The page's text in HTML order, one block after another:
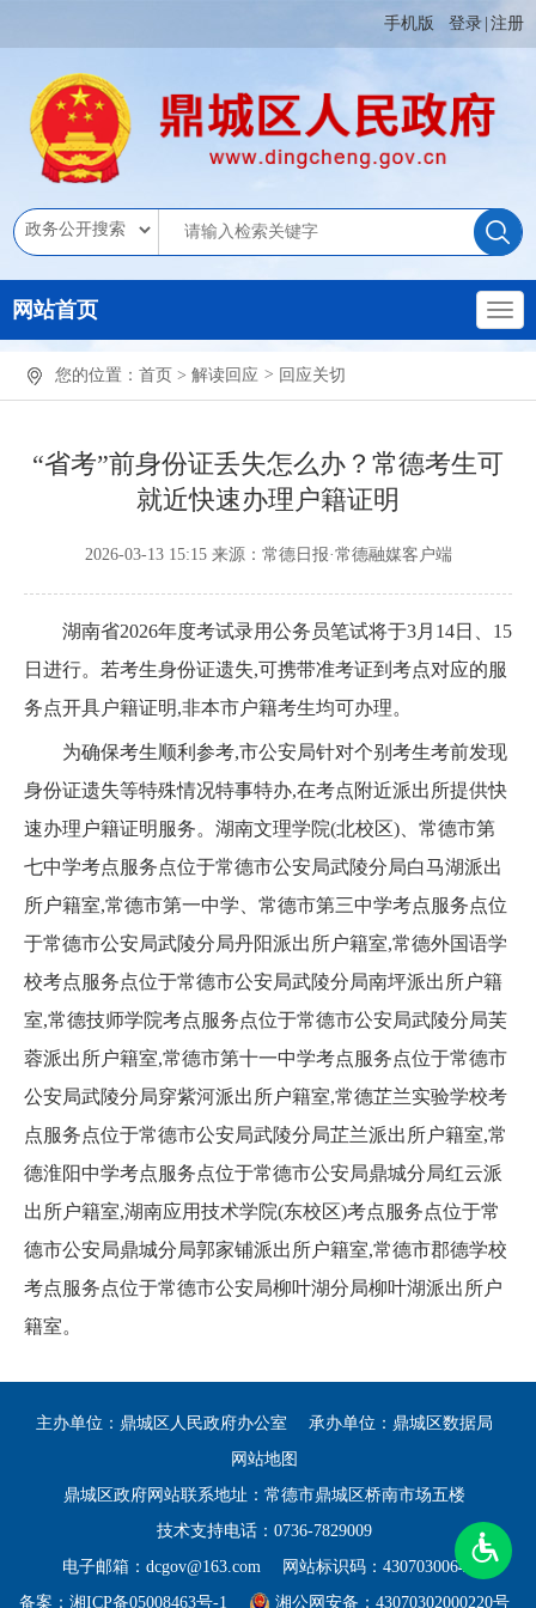
手机版 登录 注册
网站首页
您的位置： 首页 > 解读回应 > 回应关切
“省考”前身份证丢失怎么办？常德考生可
就近快速办理户籍证明
2026-03-13 15:15 来源：常德日报·常德融媒客户端
湖南省2026年度考试录用公务员笔试将于3月14日、15
日进行。若考生身份证遗失,可携带准考证到考点对应的服
务点开具户籍证明,非本市户籍考生均可办理。
为确保考生顺利参考,市公安局针对个别考生考前发现
身份证遗失等特殊情况特事特办,在考点附近派出所提供快
速办理户籍证明服务。湖南文理学院(北校区)、常德市第
七中学考点服务点位于常德市公安局武陵分局白马湖派出
所户籍室,常德市第一中学、常德市第三中学考点服务点位
于常德市公安局武陵分局丹阳派出所户籍室,常德外国语学
校考点服务点位于常德市公安局武陵分局南坪派出所户籍
室,常德技师学院考点服务点位于常德市公安局武陵分局芙
蓉派出所户籍室,常德市第十一中学考点服务点位于常德市
公安局武陵分局穿紫河派出所户籍室,常德芷兰实验学校考
点服务点位于常德市公安局武陵分局芷兰派出所户籍室,常
德淮阳中学考点服务点位于常德市公安局鼎城分局红云派
出所户籍室,湖南应用技术学院(东校区)考点服务点位于常
德市公安局鼎城分局郭家铺派出所户籍室,常德市郡德学校
考点服务点位于常德市公安局柳叶湖分局柳叶湖派出所户
籍室。
主办单位：鼎城区人民政府办公室
承办单位：鼎城区数据局
网站地图
鼎城区政府网站联系地址：常德市鼎城区桥南市场五楼
技术支持电话：0736-7829009
电子邮箱：dcgov@163.com
网站标识码：4307030064
备案： 湘ICP备05008463号-1 湘公网安备：43070302000220号